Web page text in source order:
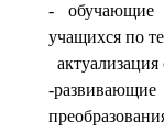
- обучающие
учащихся по
актуализация
-